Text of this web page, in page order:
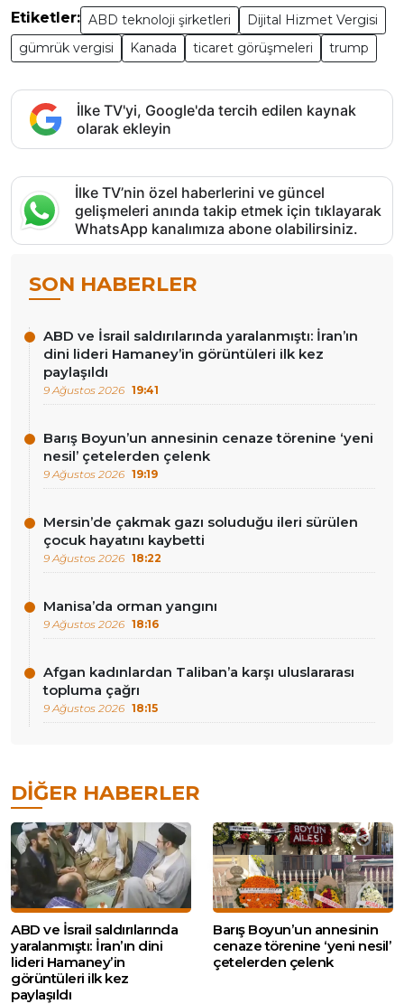
Etiketler: ABD teknoloji şirketleri
Dijital Hizmet Vergisi
gümrük vergisi
Kanada ticaret görüşmeleri trump
İlke TV'yi, Google'da tercih edilen kaynak
olarak ekleyin
İlke TV’nin özel haberlerini ve güncel
gelişmeleri anında takip etmek için tıklayarak
WhatsApp kanalımıza abone olabilirsiniz.
SON HABERLER
ABD ve İsrail saldırılarında yaralanmıştı: İran’ın
dini lideri Hamaney’in görüntüleri ilk kez
paylaşıldı
9 Ağustos 2026 19:41
Barış Boyun’un annesinin cenaze törenine ‘yeni
nesil’ çetelerden çelenk
9 Ağustos 2026 19:19
Mersin’de çakmak gazı soluduğu ileri sürülen
çocuk hayatını kaybetti
9 Ağustos 2026 18:22
Manisa’da orman yangını
9 Ağustos 2026 18:16
Afgan kadınlardan Taliban’a karşı uluslararası
topluma çağrı
9 Ağustos 2026 18:15
DIĞER HABERLER
ABD ve İsrail saldırılarında
yaralanmıştı: İran’ın dini
lideri Hamaney’in
görüntüleri ilk kez
paylaşıldı
Barış Boyun’un annesinin
cenaze törenine ‘yeni nesil’
çetelerden çelenk